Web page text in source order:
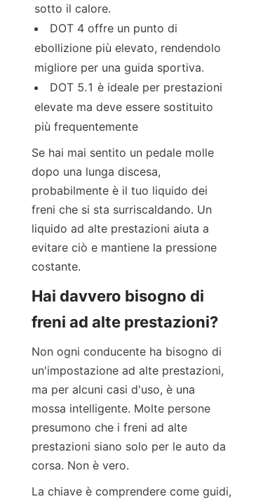
sotto il calore.
DOT 4 offre un punto di
ebollizione più elevato, rendendolo
migliore per una guida sportiva.
DOT 5.1 è ideale per prestazioni
elevate ma deve essere sostituito
più frequentemente
Se hai mai sentito un pedale molle
dopo una lunga discesa,
probabilmente è il tuo liquido dei
freni che si sta surriscaldando. Un
liquido ad alte prestazioni aiuta a
evitare ciò e mantiene la pressione
costante.
Hai davvero bisogno di
freni ad alte prestazioni?
Non ogni conducente ha bisogno di
un'impostazione ad alte prestazioni,
ma per alcuni casi d'uso, è una
mossa intelligente. Molte persone
presumono che i freni ad alte
prestazioni siano solo per le auto da
corsa. Non è vero.
La chiave è comprendere come guidi,